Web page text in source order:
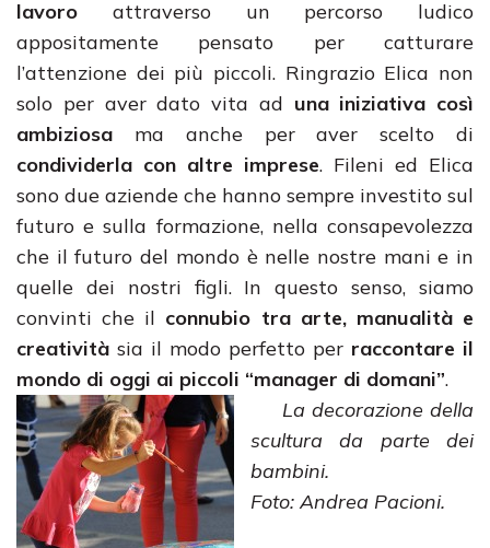
lavoro attraverso un percorso ludico
appositamente pensato per catturare
l’attenzione dei più piccoli. Ringrazio Elica non
solo per aver dato vita ad una iniziativa così
ambiziosa ma anche per aver scelto di
condividerla con altre imprese. Fileni ed Elica
sono due aziende che hanno sempre investito sul
futuro e sulla formazione, nella consapevolezza
che il futuro del mondo è nelle nostre mani e in
quelle dei nostri figli. In questo senso, siamo
convinti che il connubio tra arte, manualità e
creatività sia il modo perfetto per raccontare il
mondo di oggi ai piccoli “manager di domani”.
La decorazione della
scultura da parte dei
bambini.
Foto: Andrea Pacioni.